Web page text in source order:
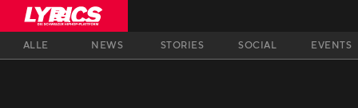
ALLE NEWS STORIES SOCIAL EVENTS